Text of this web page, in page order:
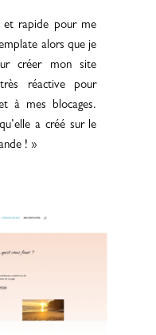
et rapide pour me
alors que je
créer mon site
réactive pour
à mes blocages.
a créé sur le
! »